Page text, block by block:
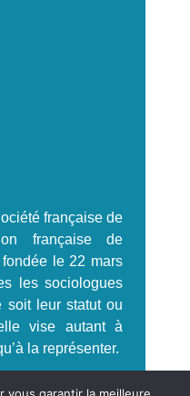
française de
française de
le 22 mars
les sociologues
soit leur statut ou
vise autant à
la représenter.
AFS